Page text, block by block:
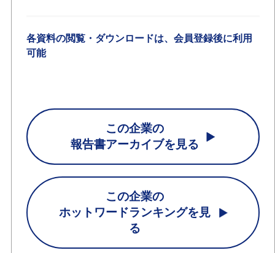
各資料の閲覧・ダウンロードは、会員登録後に利用
可能
この企業の
報告書アーカイブを見る
この企業の
ホットワードランキングを見
る